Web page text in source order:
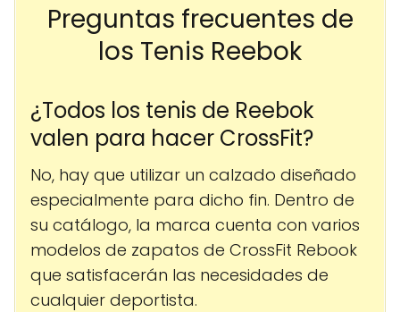
Preguntas frecuentes de
los Tenis Reebok
¿Todos los tenis de Reebok
valen para hacer CrossFit?
No, hay que utilizar un calzado diseñado
especialmente para dicho fin. Dentro de
su catálogo, la marca cuenta con varios
modelos de zapatos de CrossFit Rebook
que satisfacerán las necesidades de
cualquier deportista.